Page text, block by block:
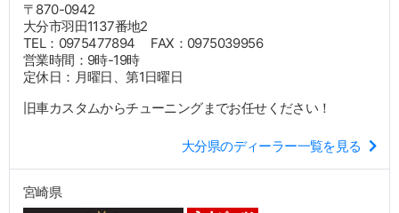
〒870-0942
大分市羽田1137番地2
TEL：0975477894 FAX：0975039956
営業時間：9時-19時
定休日：月曜日、第1日曜日
旧車カスタムからチューニングまでお任せください！
大分県のディーラー一覧を見る
宮崎県